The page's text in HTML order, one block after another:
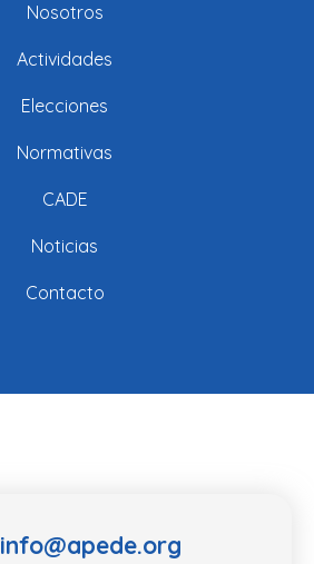
Nosotros
Actividades
Elecciones
Normativas
CADE
Noticias
Contacto
info@apede.org